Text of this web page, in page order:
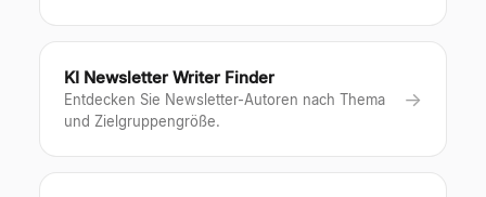
KI Newsletter Writer Finder
Entdecken Sie Newsletter-Autoren nach Thema
und Zielgruppengröße.
→